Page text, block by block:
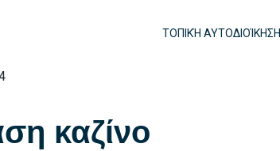
ΤΟΠΙΚΉ ΑΥΤΟΔΙΟΊΚΗΣΗ
καζίνο